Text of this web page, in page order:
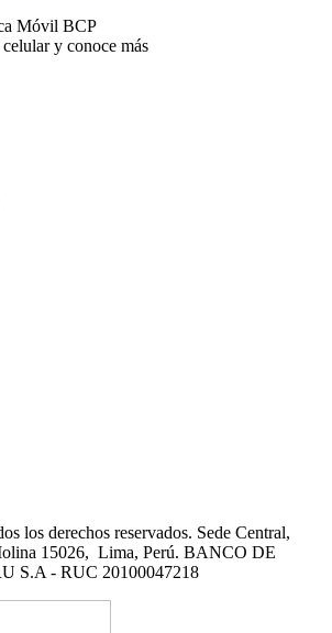
Móvil BCP
y conoce más
los derechos reservados. Sede Central,
15026, Lima, Perú. BANCO DE
S.A - RUC 20100047218